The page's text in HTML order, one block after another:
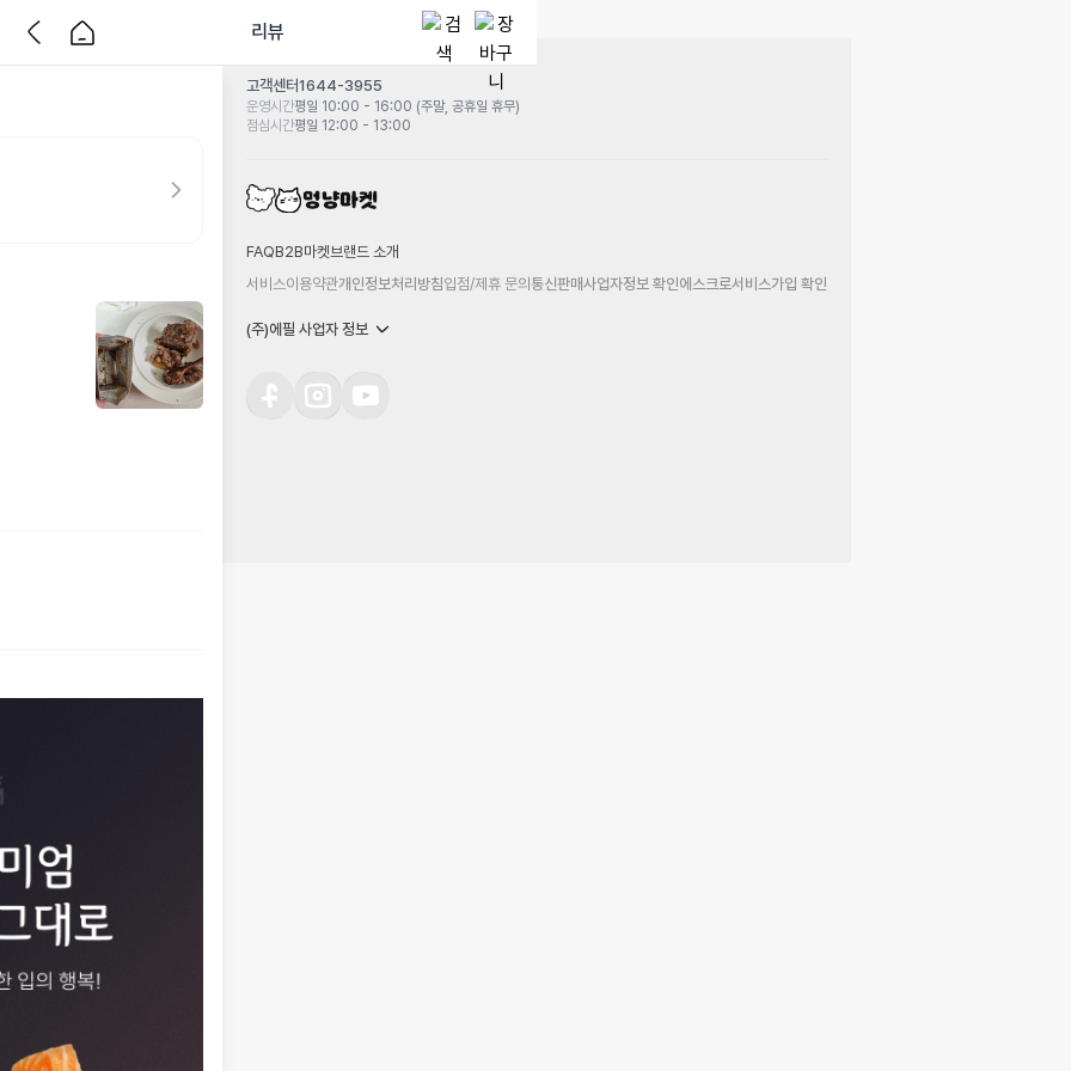
리뷰
고객센터1644-3955
운영시간평일 10:00 - 16:00 (주말, 공휴일 휴무)
점심시간평일 12:00 - 13:00
FAQB2B마켓 브랜드 소개
서비스이용약관개인정보처리방침입점/제휴 문의통신판매사업자정보 확인에스크로서비스가입 확인
(주)에필 사업자 정보